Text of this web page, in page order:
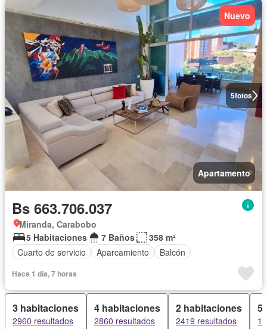
5fotos
Nuevo
Apartamento
Bs 663.706.037
Miranda, Carabobo
5 Habitaciones
7 Baños
358 m²
Cuarto de servicio
Aparcamiento Balcón
Hace 1 día, 7 horas
3 habitaciones
2960 resultados
4 habitaciones
2860 resultados
2 habitaciones
2419 resultados
5